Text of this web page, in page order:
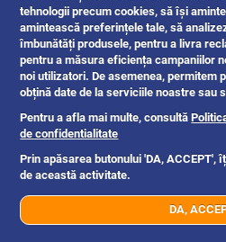
07xx xxx xxx
Cum transformă XOS
intrebari si
tehnologii precum cookies, să își
amintească preferințele tale, să
îmbunătăți produsele, pentru a livra
pentru a măsura eficiența campaniilor
noi utilizatori. De asemenea, permitem
obțină date de la serviciile noastre sau
Pentru a afla mai multe, consultă
de confidentialitate
Prin apăsarea butonului 'DA,
de această activitate.
DA,